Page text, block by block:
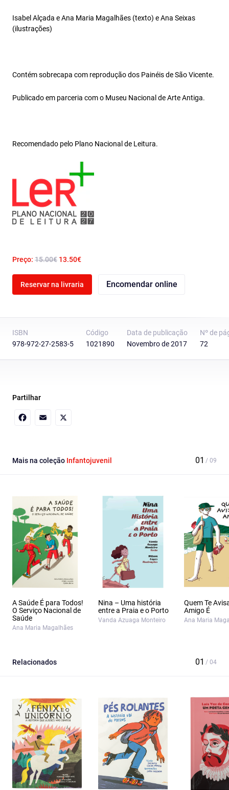
Isabel Alçada e Ana Maria Magalhães (texto) e Ana Seixas
(ilustrações)
Contém sobrecapa com reprodução dos Painéis de São Vicente.
Publicado em parceria com o Museu Nacional de Arte Antiga.
Recomendado pelo Plano Nacional de Leitura.
Preço: 15.00€ 13.50€
Reservar na livraria Encomendar online
ISBN
978-972-27-2583-5
Código
1021890
Data de publicação
Novembro de 2017
Nº de
72
Partilhar
Mais na coleção Infantojuvenil
A Saúde É para Todos!
O Serviço Nacional de
Saúde
Ana Maria Magalhães
Nina – Uma história
entre a Praia e o Porto
Vanda Azuaga Monteiro
Quem Te
Amigo É
Ana Maria
Relacionados